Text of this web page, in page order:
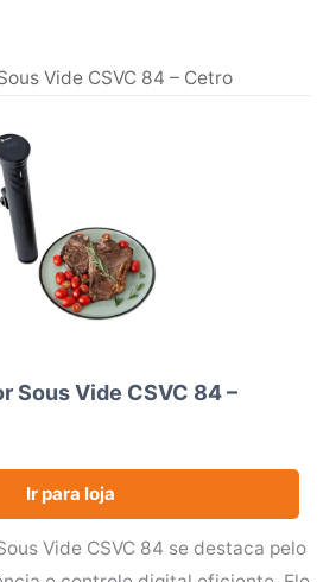
Vide CSVC 84 – Cetro
Sous Vide CSVC 84 –
Ir para loja
Vide CSVC 84 se destaca pelo